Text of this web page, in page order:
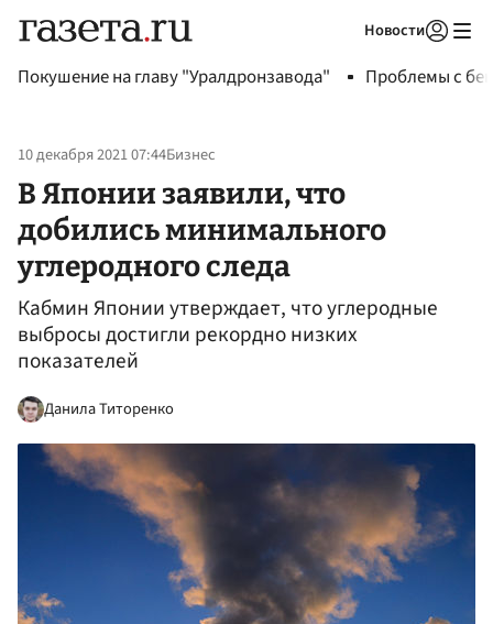
Новости
Покушение на главу "Уралдронзавода" Проблемы с
10 декабря 2021 07:44Бизнес
В Японии заявили, что
добились минимального
углеродного следа
Кабмин Японии утверждает, что углеродные
выбросы достигли рекордно низких
показателей
Данила Титоренко